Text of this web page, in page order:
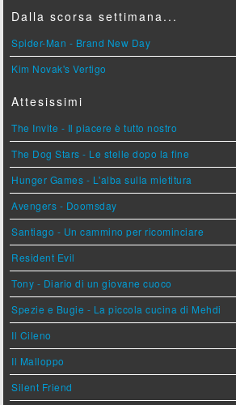
Dalla scorsa settimana...
Spider-Man - Brand New Day
Kim Novak's Vertigo
Attesissimi
The Invite - Il piacere è tutto nostro
The Dog Stars - Le stelle dopo la fine
Hunger Games - L'alba sulla mietitura
Avengers - Doomsday
Santiago - Un cammino per ricominciare
Resident Evil
Tony - Diario di un giovane cuoco
Spezie e Bugie - La piccola cucina di Mehdi
Il Cileno
Il Malloppo
Silent Friend